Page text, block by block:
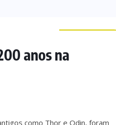
anos na
como Thor e Odin, foram